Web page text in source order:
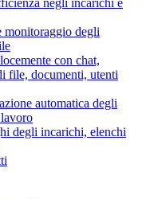
negli incarichi e
monitoraggio degli
con chat,
file, documenti, utenti
automatica degli
degli incarichi, elenchi